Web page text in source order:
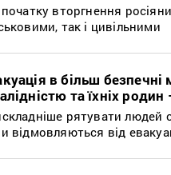
початку вторгнення
так і цивільними
в більш
та їхніх
рятувати людей
відмовляються від